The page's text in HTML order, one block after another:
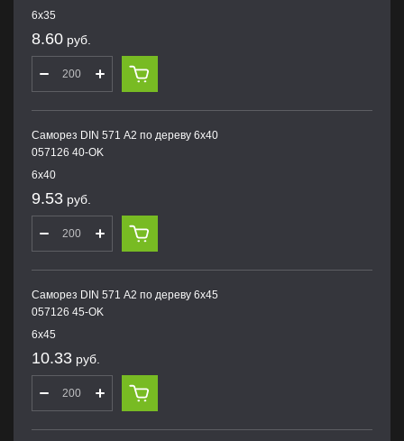
6х35
8.60 руб.
Саморез DIN 571 А2 по дереву 6х40
057126 40-OK
6х40
9.53 руб.
Саморез DIN 571 А2 по дереву 6х45
057126 45-OK
6х45
10.33 руб.